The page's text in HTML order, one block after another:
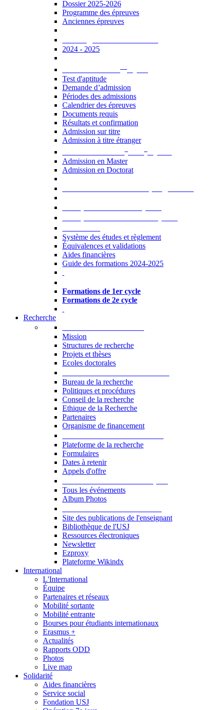
Dossier 2025-2026
Programme des épreuves
Anciennes épreuves
2024 - 2025
Test d'aptitude
Demande d’admission
Périodes des admissions
Calendrier des épreuves
Documents requis
Résultats et confirmation
Admission sur titre
Admission à titre étranger
Admission en Master
Admission en Doctorat
Système des études et règlement
Équivalences et validations
Aides financières
Guide des formations 2024-2025
Formations de 1er cycle
Formations de 2e cycle
Recherche
Mission
Structures de recherche
Projets et thèses
Ecoles doctorales
Bureau de la recherche
Politiques et procédures
Conseil de la recherche
Ethique de la Recherche
Partenaires
Organisme de financement
Plateforme de la recherche
Formulaires
Dates à retenir
Appels d'offre
Tous les événements
Album Photos
Site des publications de l'enseignant
Bibliothèque de l'USJ
Ressources électroniques
Newsletter
Ezproxy
Plateforme Wikindx
International
L'International
Équipe
Partenaires et réseaux
Mobilité sortante
Mobilité entrante
Bourses pour étudiants internationaux
Erasmus +
Actualités
Rapports ODD
Photos
Live map
Solidarité
Aides financières
Service social
Fondation USJ